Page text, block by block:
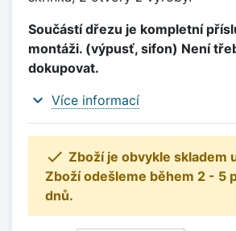
Součástí dřezu je kompletní
montáži. (výpusť, sifon) Není
dokupovat.
expand_more Více informací
 Zboží je obvykle skladem
Zboží odešleme během 2 - 5
dnů.